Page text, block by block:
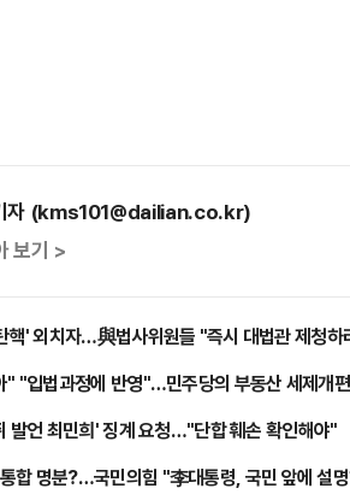
자 (kms101@dailian.co.kr)
보기 >
핵' 외치자…與법사위원들 "즉시 대법관 제청하
" "입법과정에 반영"…민주당의 부동산 세제개
언 최민희' 징계 요청…"단합 훼손 확인해야"
합 명분?…국민의힘 "李대통령, 국민 앞에 설